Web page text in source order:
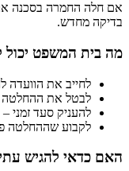
אם חלה החמרה בסכנה או
בדיקה מחדש.
מה בית המשפט יכול
לחייב את הוועדה
לבטל את ההחלטה
להעניק סעד זמני
לקבוע שההחלטה
האם כדאי להגיש